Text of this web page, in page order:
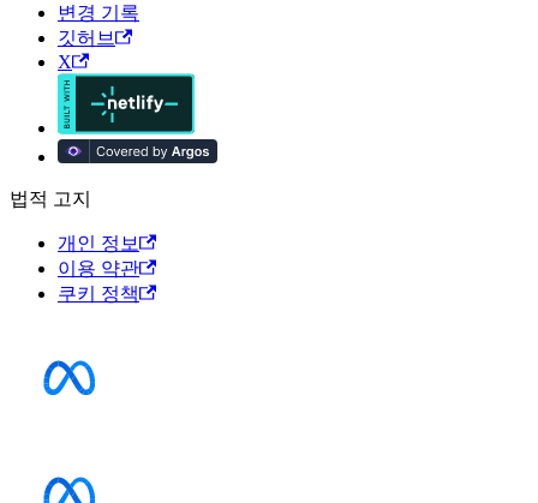
변경 기록
깃허브
X
법적 고지
개인 정보
이용 약관
쿠키 정책